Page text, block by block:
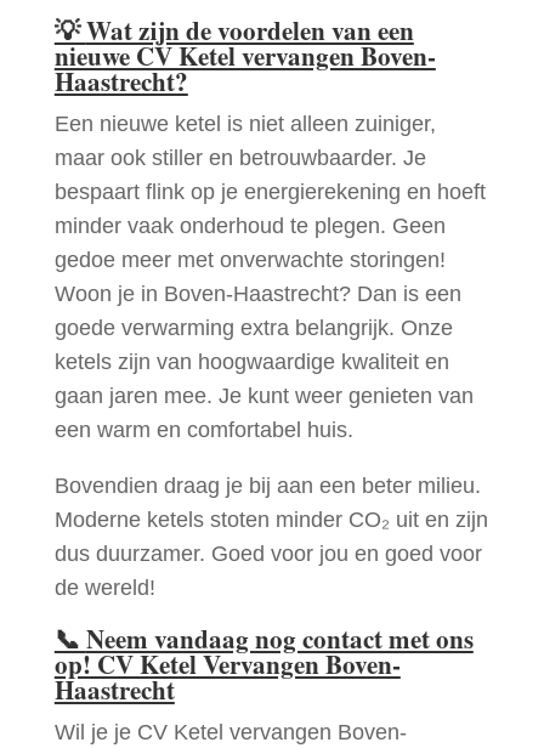
💡Wat zijn de voordelen van een
nieuwe CV Ketel vervangen Boven-
Haastrecht?
Een nieuwe ketel is niet alleen zuiniger,
maar ook stiller en betrouwbaarder. Je
bespaart flink op je energierekening en hoeft
minder vaak onderhoud te plegen. Geen
gedoe meer met onverwachte storingen!
Woon je in Boven-Haastrecht? Dan is een
goede verwarming extra belangrijk. Onze
ketels zijn van hoogwaardige kwaliteit en
gaan jaren mee. Je kunt weer genieten van
een warm en comfortabel huis.
Bovendien draag je bij aan een beter milieu.
Moderne ketels stoten minder CO₂ uit en zijn
dus duurzamer. Goed voor jou en goed voor
de wereld!
📞 Neem vandaag nog contact met ons
op! CV Ketel Vervangen Boven-
Haastrecht
Wil je je CV Ketel vervangen Boven-